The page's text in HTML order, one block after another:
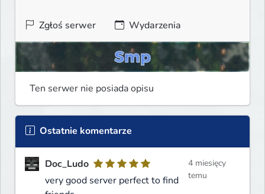
Zgłoś serwer Wydarzenia
Ten serwer nie posiada opisu
Ostatnie komentarze
Doc_Ludo
very good server perfect to find
4 miesięcy
temu